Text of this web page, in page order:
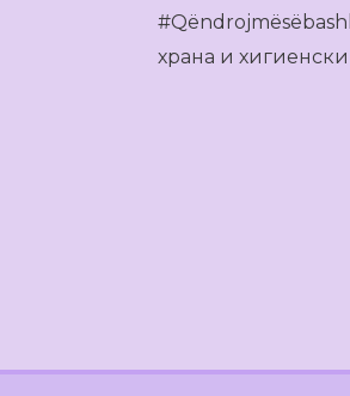
храна и